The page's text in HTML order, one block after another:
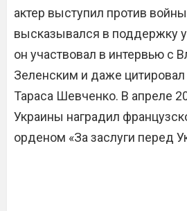
актер выступил против
высказывался в поддержку
он участвовал в интервью с
Зеленским и даже цитировал
Тараса Шевченко. В апреле
Украины наградил
орденом «За заслуги перед